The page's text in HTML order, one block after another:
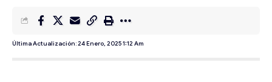
Última Actualización: 24 Enero, 2025 1:12 Am